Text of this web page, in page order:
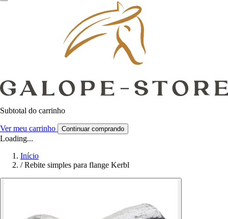
Subtotal do carrinho
Ver meu carrinho Continuar comprando
Loading...
Início
/ Rebite simples para flange Kerbl